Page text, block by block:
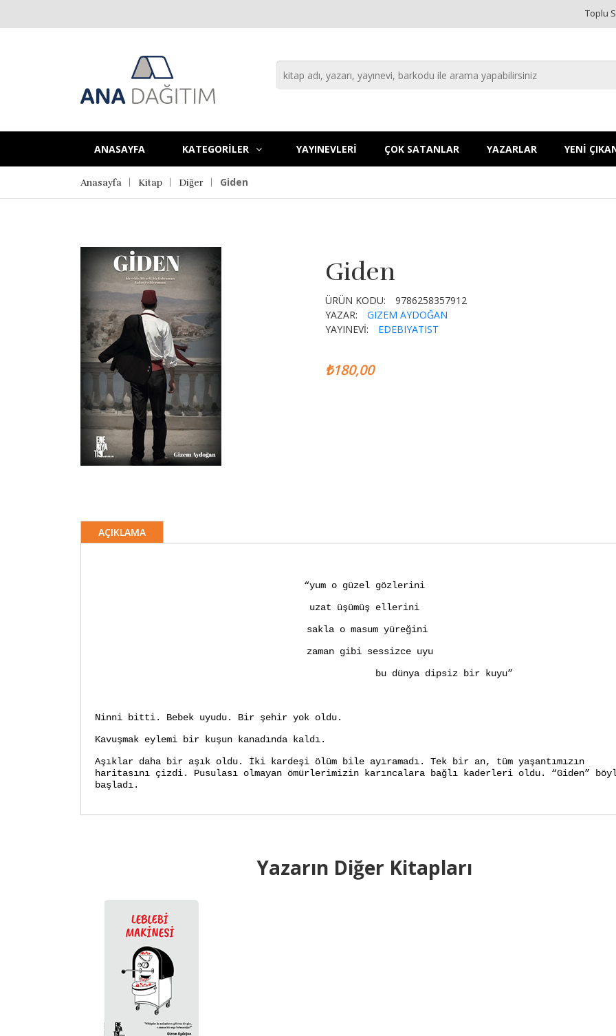
Toplu
ANASAYFA KATEGORİLER YAYINEVLERİ ÇOK SATANLAR YAZARLAR YENİ
Anasayfa Kitap Diğer Giden
Giden
ÜRÜN KODU:
9786258357912
YAZAR:
GIZEM AYDOĞAN
YAYINEVİ:
EDEBIYATIST
₺180,00
AÇIKLAMA
“yum o güzel gözlerini
uzat üşümüş ellerini
sakla o masum yüreğini
zaman gibi sessizce uyu
bu dünya dipsiz bir kuyu”
Ninni bitti. Bebek uyudu. Bir şehir yok oldu.
Kavuşmak eylemi bir kuşun kanadında kaldı.
Aşıklar daha bir aşık oldu. İki kardeşi ölüm bile ayıramadı. Tek bir an, tüm yaşantımızın
haritasını çizdi. Pusulası olmayan ömürlerimizin karıncalara bağlı kaderleri oldu. “Giden”
başladı.
Yazarın Diğer Kitapları